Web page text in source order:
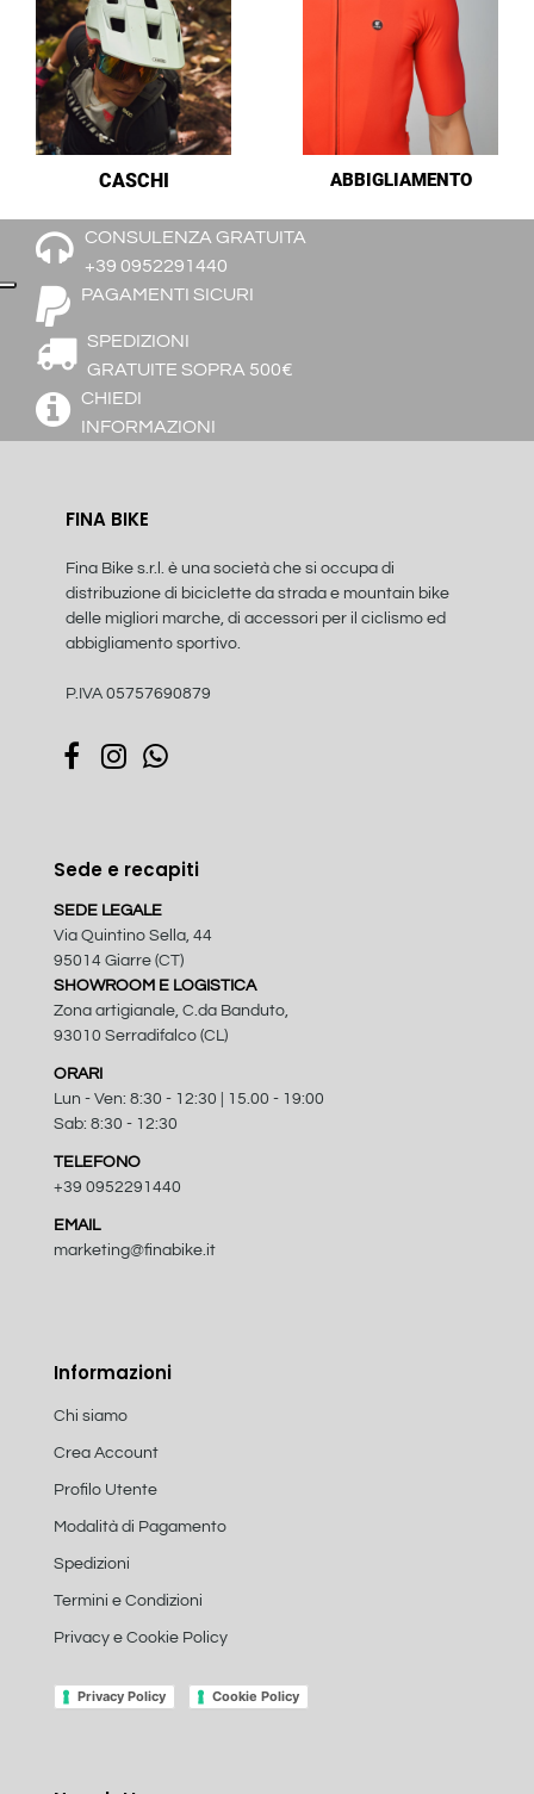
CASCHI ABBIGLIAMENTO
CONSULENZA GRATUITA
+39 0952291440
PAGAMENTI SICURI
SPEDIZIONI
GRATUITE SOPRA 500€
CHIEDI
INFORMAZIONI
FINA BIKE
Fina Bike s.r.l. è una società che si occupa di
distribuzione di biciclette da strada e mountain bike
delle migliori marche, di accessori per il ciclismo ed
abbigliamento sportivo.
P.IVA 05757690879
Sede e recapiti
SEDE LEGALE
Via Quintino Sella, 44
95014 Giarre (CT)
SHOWROOM E LOGISTICA
Zona artigianale, C.da Banduto,
93010 Serradifalco (CL)
ORARI
Lun - Ven: 8:30 - 12:30 | 15.00 - 19:00
Sab: 8:30 - 12:30
TELEFONO
+39 0952291440
EMAIL
marketing@finabike.it
Informazioni
Chi siamo
Crea Account
Profilo Utente
Modalità di Pagamento
Spedizioni
Termini e Condizioni
Privacy e Cookie Policy
Privacy Policy Cookie Policy